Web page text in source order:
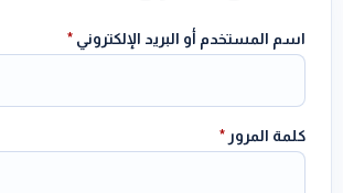
اسم المستخدم أو البريد الإلكتروني *
كلمة المرور *